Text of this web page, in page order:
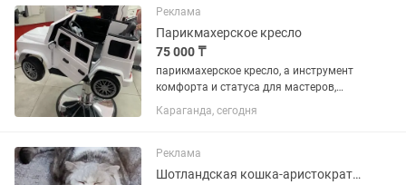
сетей ресторанов...
Реклама
Парикмахерское кресло
75 000 ₸
парикмахерское кресло, а инструмент
комфорта и статуса для мастеров,
которые ценят качество и внешний вид
своего салона. 🚗 Дизайн в стиле
клиентов и делает интерьер...
Караганда, сегодня
Реклама
Шотландская кошка-аристократка